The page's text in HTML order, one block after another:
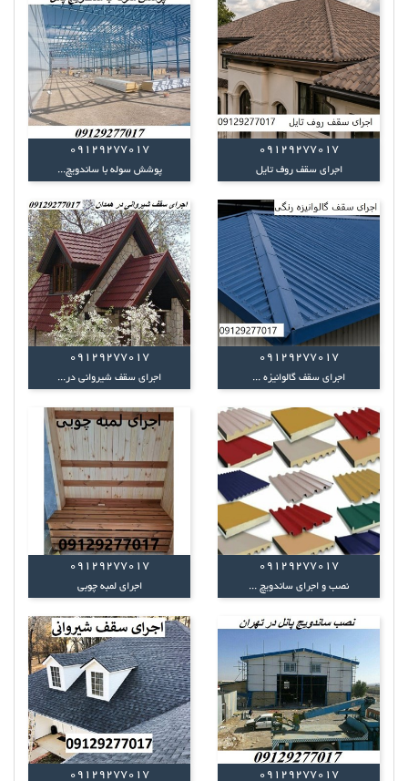
09129277017
اجرای سقف روف تایل
09129277017
پوشش سوله با ساندویچ...
09129277017
اجرای سقف گالوانیزه ...
09129277017
اجرای سقف شیروانی در...
09129277017
نصب و اجرای ساندویچ ...
09129277017
اجرای لمبه چوبی
09129277017
09129277017